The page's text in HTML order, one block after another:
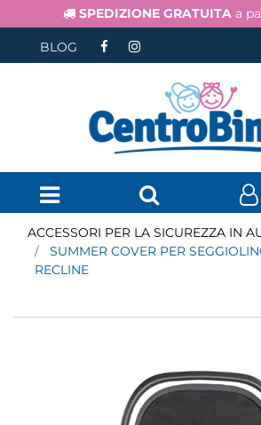
SPEDIZIONE GRATUITA a
BLOG
Open menu
ACCESSORI PER LA SICUREZZA IN
SUMMER COVER PER
RECLINE